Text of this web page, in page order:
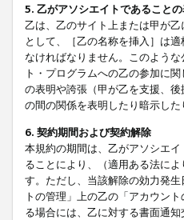
5. 乙がアソシエイトであること
乙は、乙のサイト上または甲が
として、［乙の名称を挿入］は
なければなりません。このよう
ト・プログラムへの乙の参加に
の表明や誇張（甲が乙を支援、
の間の関係を表明したり暗示した
6. 契約期間および契約解除
本規約の期間は、乙がアソシエ
ることにより、（適用ある法に
す。ただし、当該解除の効力発
トの管理」上の乙の「アカウン
る場合には、乙に対する書面通